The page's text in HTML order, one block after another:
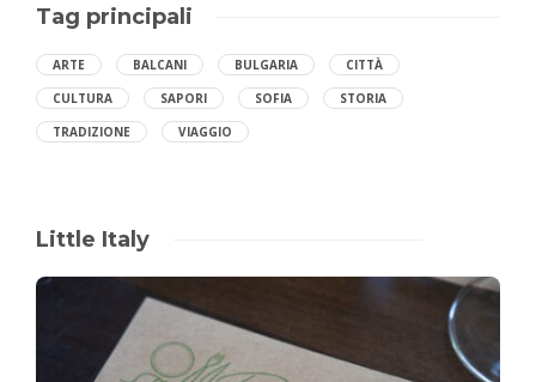
Tag principali
ARTE BALCANI BULGARIA
CITTÀ
CULTURA
SAPORI SOFIA
STORIA
TRADIZIONE
VIAGGIO
Little Italy